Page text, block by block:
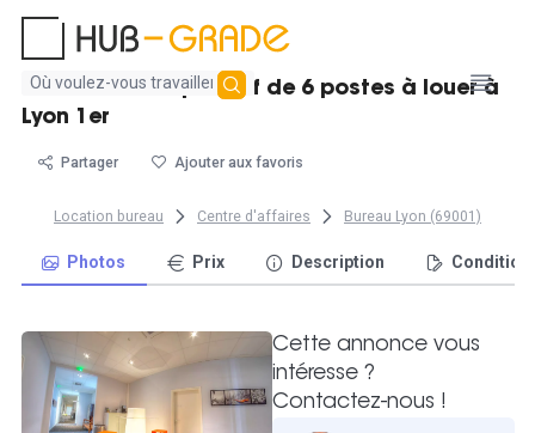
Aucun
résultat
trouvé
Grand bureau privatif de 6 postes à louer à
Lyon 1er
Partager Ajouter aux favoris
Location bureau Centre d'affaires Bureau Lyon (69001)
Photos Prix Description
Cette annonce vous
intéresse ?
Contactez-nous !